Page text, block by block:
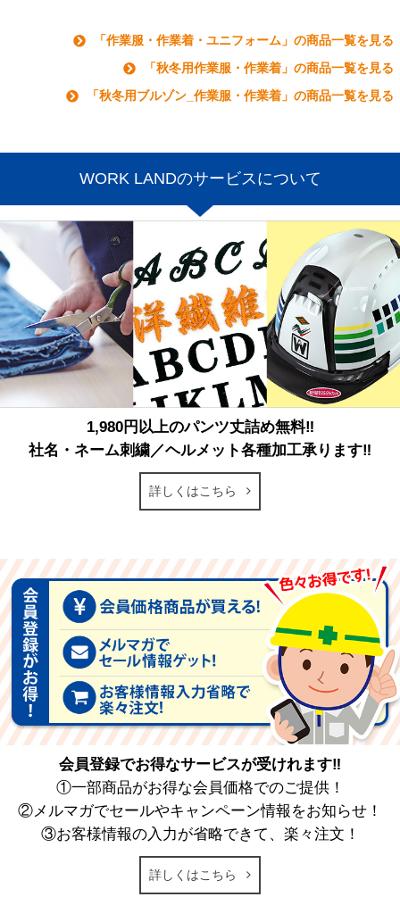
「作業服・作業着・ユニフォーム」の商品一覧を見る
「秋冬用作業服・作業着」の商品一覧を見る
「秋冬用ブルゾン_作業服・作業着」の商品一覧を見る
WORK LANDのサービスについて
1,980円以上のパンツ丈詰め無料‼
社名・ネーム刺繍／ヘルメット各種加工承ります‼
詳しくはこちら
会員登録でお得なサービスが受けれます‼
①一部商品がお得な会員価格でのご提供！
②メルマガでセールやキャンペーン情報をお知らせ！
③お客様情報の入力が省略できて、楽々注文！
詳しくはこちら